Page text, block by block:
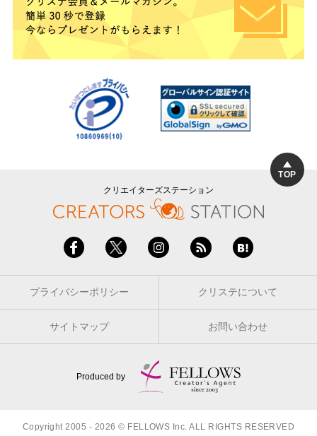
TOP
クリエイターズステーション
プライバシーポリシー クリステについて
サイトマップ お問い合わせ
Produced by
Copyright 2005 - 2026 © FELLOWS Inc. ALL RIGHTS RESERVED